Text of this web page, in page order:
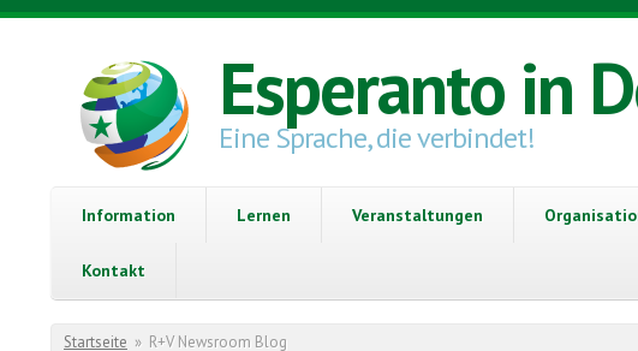
Direkt zum Inhalt
Esperanto in
Eine Sprache, die verbindet!
Information Lernen Veranstaltungen
Kontakt
Startseite » R+V Newsroom Blog